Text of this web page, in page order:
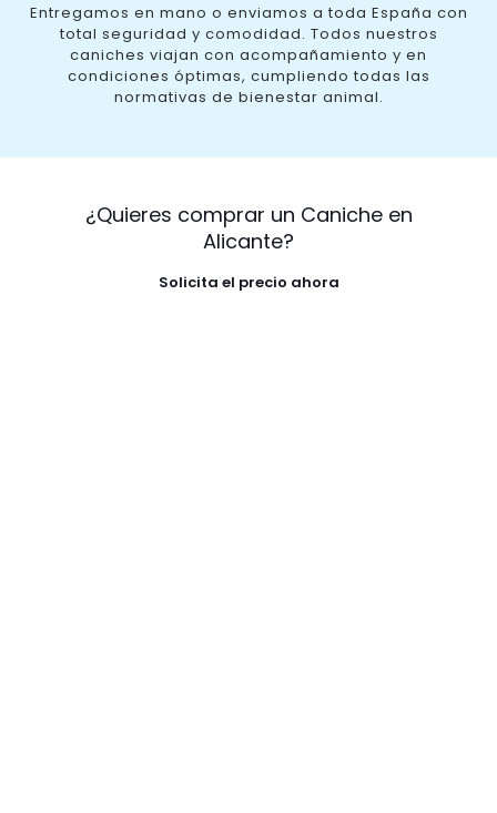
Entregamos en mano o enviamos a toda España con
total seguridad y comodidad. Todos nuestros
caniches viajan con acompañamiento y en
condiciones óptimas, cumpliendo todas las
normativas de bienestar animal.
¿Quieres comprar un Caniche en
Alicante?
Solicita el precio ahora